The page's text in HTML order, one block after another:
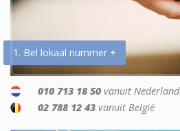
1. Bel lokaal nummer +
010 713 18 50 vanuit Nederland
02 788 12 43 vanuit België